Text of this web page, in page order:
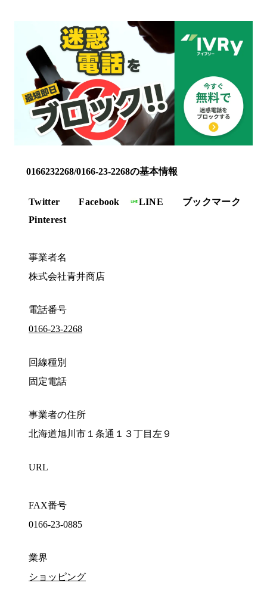
0166232268/0166-23-2268の基本情報
Twitter Facebook LINE
ブックマーク
Pinterest
事業者名
株式会社青井商店
電話番号
0166-23-2268
回線種別
固定電話
事業者の住所
北海道旭川市１条通１３丁目左９
URL
FAX番号
0166-23-0885
業界
ショッピング